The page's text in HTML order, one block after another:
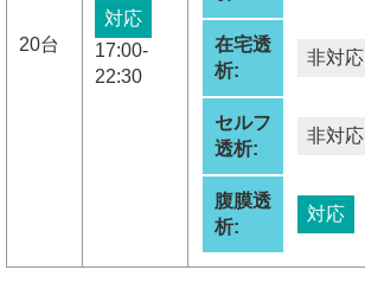
20台
対応
17:00-
22:30
在宅透
析:
非対応
セルフ
透析:
非対応
腹膜透
析:
対応